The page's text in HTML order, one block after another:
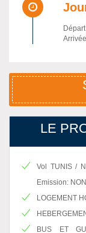
LE
Vol TUNIS /
Emission:
LOGEMENT
BUS ET